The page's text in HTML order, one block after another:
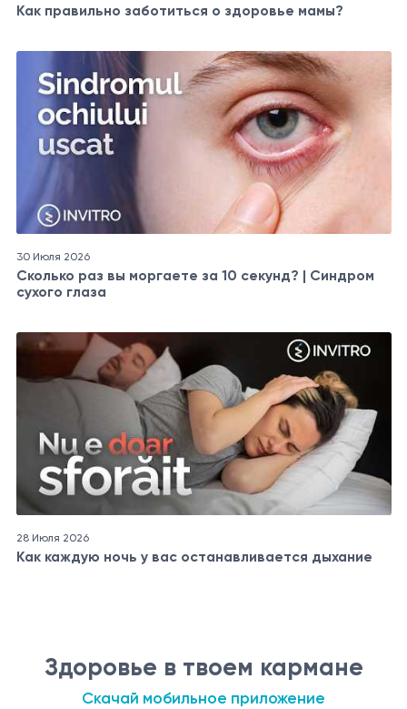
Как правильно заботиться о здоровье мамы?
30 Июля 2026
Сколько раз вы моргаете за 10 секунд? | Синдром
сухого глаза
28 Июля 2026
Как каждую ночь у вас останавливается дыхание
Здоровье в твоем кармане
Скачай мобильное приложение